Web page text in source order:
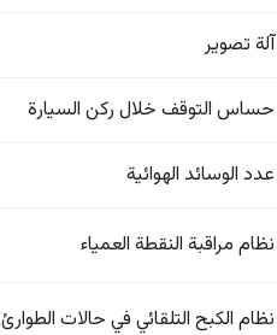
آلة تصوير
حساس التوقف خلال ركن السيارة
عدد الوسائد الهوائية
نظام مراقبة النقطة العمياء
نظام الكبح التلقائي في حالات الطوارئ